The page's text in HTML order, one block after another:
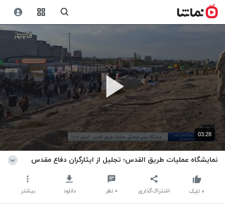
03:28
نمایشگاه عملیات طریق القدس؛ تجلیل از ایثارگران دفاع مقدس
اشتراک‌گذاری ۰ نظر دانلود بیشتر ۰ لایک